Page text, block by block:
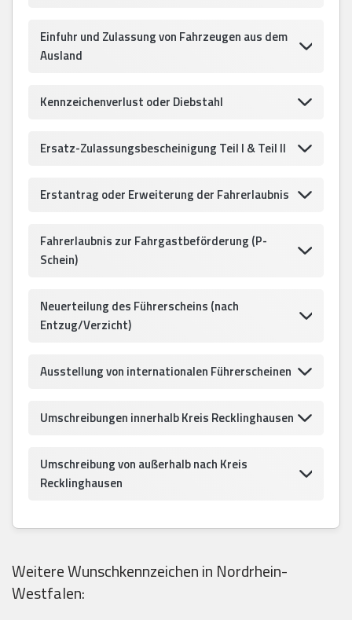
Einfuhr und Zulassung von Fahrzeugen aus dem
Ausland
Kennzeichenverlust oder Diebstahl
Ersatz-Zulassungsbescheinigung Teil I & Teil II
Erstantrag oder Erweiterung der Fahrerlaubnis
Fahrerlaubnis zur Fahrgastbeförderung (P-
Schein)
Neuerteilung des Führerscheins (nach
Entzug/Verzicht)
Ausstellung von internationalen Führerscheinen
Umschreibungen innerhalb Kreis Recklinghausen
Umschreibung von außerhalb nach Kreis
Recklinghausen
Weitere Wunschkennzeichen in Nordrhein-
Westfalen: